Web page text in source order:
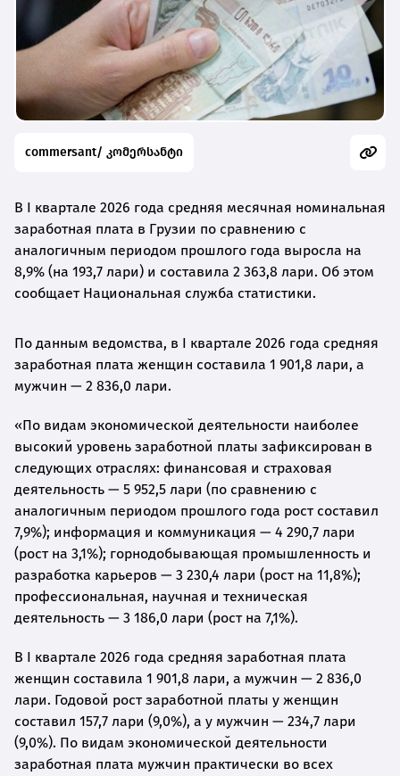
commersant/ კომერსანტი
В I квартале 2026 года средняя месячная номинальная
заработная плата в Грузии по сравнению с
аналогичным периодом прошлого года выросла на
8,9% (на 193,7 лари) и составила 2 363,8 лари. Об этом
сообщает Национальная служба статистики.
По данным ведомства, в I квартале 2026 года средняя
заработная плата женщин составила 1 901,8 лари, а
мужчин — 2 836,0 лари.
«По видам экономической деятельности наиболее
высокий уровень заработной платы зафиксирован в
следующих отраслях: финансовая и страховая
деятельность — 5 952,5 лари (по сравнению с
аналогичным периодом прошлого года рост составил
7,9%); информация и коммуникация — 4 290,7 лари
(рост на 3,1%); горнодобывающая промышленность и
разработка карьеров — 3 230,4 лари (рост на 11,8%);
профессиональная, научная и техническая
деятельность — 3 186,0 лари (рост на 7,1%).
В I квартале 2026 года средняя заработная плата
женщин составила 1 901,8 лари, а мужчин — 2 836,0
лари. Годовой рост заработной платы у женщин
составил 157,7 лари (9,0%), а у мужчин — 234,7 лари
(9,0%). По видам экономической деятельности
заработная плата мужчин практически во всех